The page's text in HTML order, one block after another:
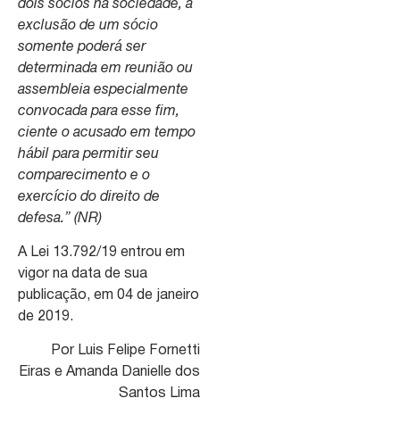
dois sócios na sociedade, a
exclusão de um sócio
somente poderá ser
determinada em reunião ou
assembleia especialmente
convocada para esse fim,
ciente o acusado em tempo
hábil para permitir seu
comparecimento e o
exercício do direito de
defesa.” (NR)
A Lei 13.792/19 entrou em
vigor na data de sua
publicação, em 04 de janeiro
de 2019.
Por Luis Felipe Fornetti
Eiras e Amanda Danielle dos
Santos Lima